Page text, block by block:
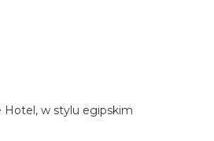
Hotel, w stylu egipskim